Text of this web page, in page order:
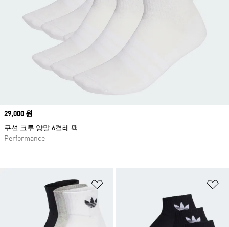
Price
29,000 원
쿠션 크루 양말 6켤레 팩
Performance